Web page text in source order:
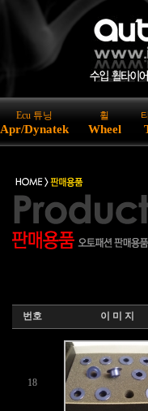
Ecu 튜닝
Apr/Dynatek
휠
Wheel
번호 이 미 지
18